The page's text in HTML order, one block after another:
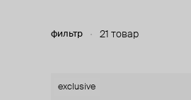
фильтр 21 товар
exclusive